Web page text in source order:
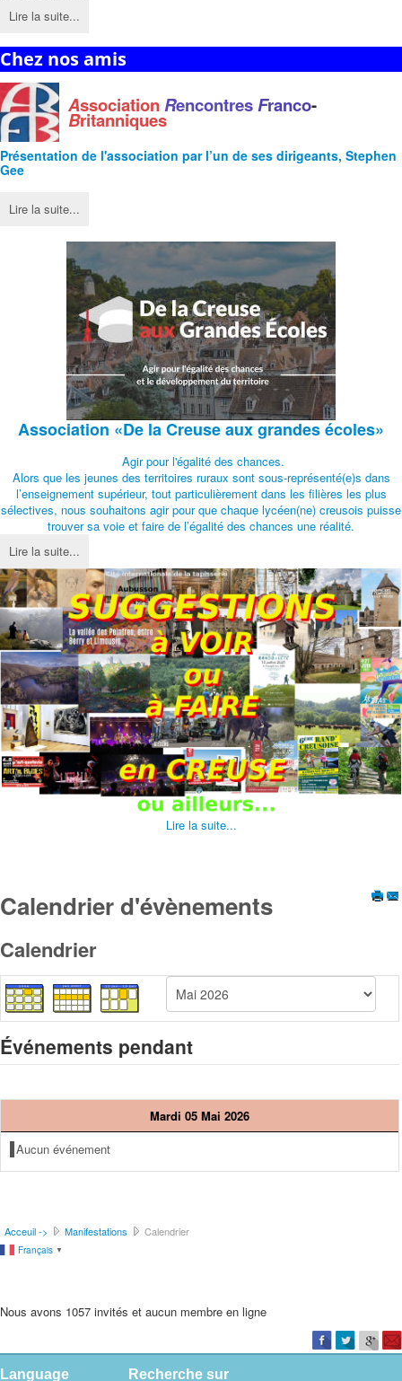
Lire la suite...
Chez nos amis
AssociationRencontresFranco-
Britanniques
Présentation de l'association par l’un de ses dirigeants, Stephen
Gee
Lire la suite...
Association «De la Creuse aux grandes écoles»
Agir pour l'égalité des chances.
Alors que les jeunes des territoires ruraux sont sous-représenté(e)s dans
l’enseignement supérieur, tout particulièrement dans les filières les plus
sélectives, nous souhaitons agir pour que chaque lycéen(ne) creusois puisse
trouver sa voie et faire de l’égalité des chances une réalité.
Lire la suite...
Lire la suite...
Calendrier d'évènements
Calendrier
Événements pendant
Mardi 05 Mai 2026
Aucun événement
Acceuil -> Manifestations Calendrier
Français ▼
Nous avons 1057 invités et aucun membre en ligne
Language Recherche sur